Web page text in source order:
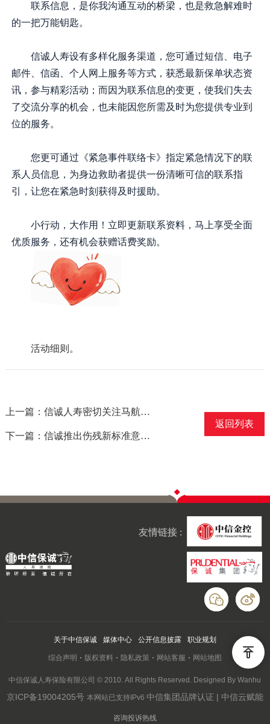
联系信息，是你我沟通互动的桥梁，也是救急解难时
的一把万能钥匙。
信诚人寿设有多样化服务渠道，您可通过短信、电子
邮件、信函、个人网上服务等方式，获悉最新保单状态资
讯，参与精彩活动；而因为联系信息的变更，使我们失去
了交流分享的机会，也未能因您所需及时为您提供专业到
位的服务。
您更可通过《紧急事件联络卡》指定紧急情况下的联
系人员信息，为身边救助者提供一份清晰可信的联系指
引，让您在紧急时刻获得及时援助。
小行动，大作用！立即更新联系资料，马上享受全面
优质服务，还有机会获赠话费奖励。
活动细则 。
上一篇：信诚人寿密切关注马航飞机失联事件
下一篇：信诚推出伤残新标准意外险产品 保障升级费率不变
返回列表
友情链接 :
关于中信保诚 媒体中心 公开信息披露 职业规划
综合声明 版权资料 隐私政策 网站客服 网站地图
中信保诚人寿保险有限公司 © 2010. All Rights Reserved. Designed By Wanhu
京ICP备19004205号 本网站已支持IPv6 中信集团品牌认证 | 中信云赋能
咨询投诉热线